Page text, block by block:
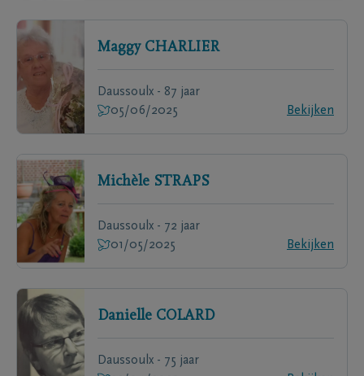
Maggy CHARLIER
Daussoulx - 87 jaar
05/06/2025
Bekijken
Michèle STRAPS
Daussoulx - 72 jaar
01/05/2025
Bekijken
Danielle COLARD
Daussoulx - 75 jaar